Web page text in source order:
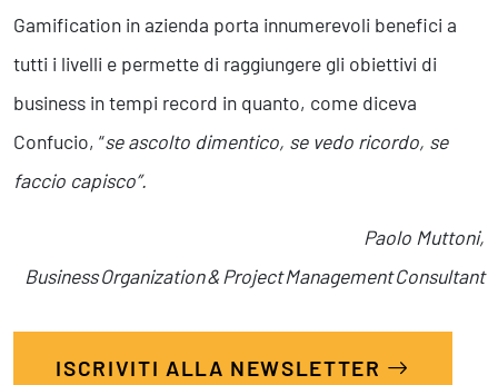
Gamification in azienda porta innumerevoli benefici a
tutti i livelli e permette di raggiungere gli obiettivi di
business in tempi record in quanto, come diceva
Confucio, “se ascolto dimentico, se vedo ricordo, se
faccio capisco”.
Paolo Muttoni,
Business Organization & Project Management Consultant
ISCRIVITI ALLA NEWSLETTER